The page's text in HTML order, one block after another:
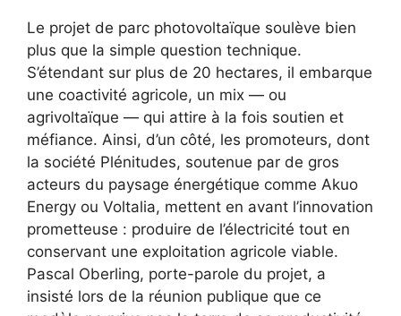
Le projet de parc photovoltaïque soulève bien
plus que la simple question technique.
S’étendant sur plus de 20 hectares, il embarque
une coactivité agricole, un mix — ou
agrivoltaïque — qui attire à la fois soutien et
méfiance. Ainsi, d’un côté, les promoteurs, dont
la société Plénitudes, soutenue par de gros
acteurs du paysage énergétique comme Akuo
Energy ou Voltalia, mettent en avant l’innovation
prometteuse : produire de l’électricité tout en
conservant une exploitation agricole viable.
Pascal Oberling, porte-parole du projet, a
insisté lors de la réunion publique que ce